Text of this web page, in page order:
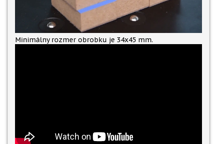
Minimálny rozmer obrobku je 34x45 mm.